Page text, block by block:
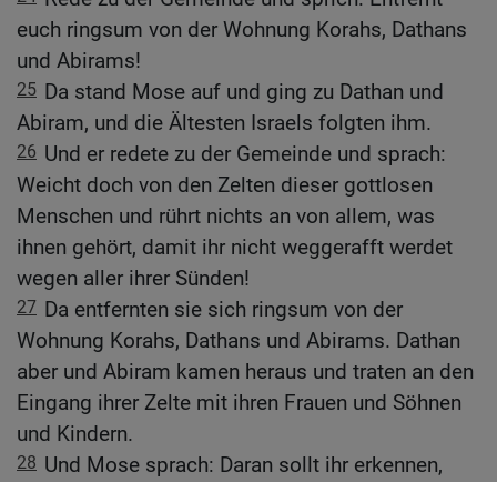
euch ringsum von der Wohnung Korahs, Dathans
und Abirams!
25 Da stand Mose auf und ging zu Dathan und
Abiram, und die Ältesten Israels folgten ihm.
26 Und er redete zu der Gemeinde und sprach:
Weicht doch von den Zelten dieser gottlosen
Menschen und rührt nichts an von allem, was
ihnen gehört, damit ihr nicht weggerafft werdet
wegen aller ihrer Sünden!
27 Da entfernten sie sich ringsum von der
Wohnung Korahs, Dathans und Abirams. Dathan
aber und Abiram kamen heraus und traten an den
Eingang ihrer Zelte mit ihren Frauen und Söhnen
und Kindern.
28 Und Mose sprach: Daran sollt ihr erkennen,